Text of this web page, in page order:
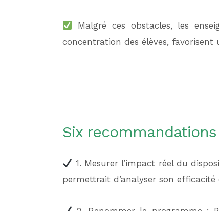
Malgré ces obstacles, les
concentration des élèves,
Six
1. Mesurer l’impact réel du
permettrait d’analyser son